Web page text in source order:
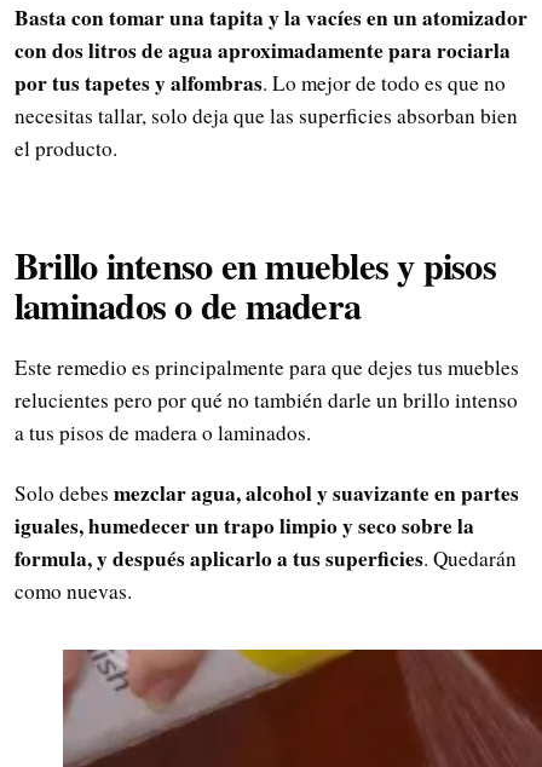
Basta con tomar una tapita y la vacíes en un atomizador
con dos litros de agua aproximadamente para rociarla
por tus tapetes y alfombras. Lo mejor de todo es que no
necesitas tallar, solo deja que las superficies absorban bien
el producto.
Brillo intenso en muebles y pisos
laminados o de madera
Este remedio es principalmente para que dejes tus muebles
relucientes pero por qué no también darle un brillo intenso
a tus pisos de madera o laminados.
Solo debes mezclar agua, alcohol y suavizante en partes
iguales, humedecer un trapo limpio y seco sobre la
formula, y después aplicarlo a tus superficies. Quedarán
como nuevas.